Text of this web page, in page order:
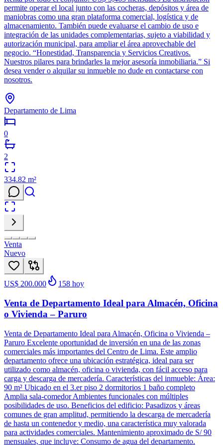
permite operar el local junto con las cocheras, depósitos y área de
maniobras como una gran plataforma comercial, logística y de
almacenamiento. También puede evaluarse el cambio de uso e
integración de las unidades complementarias, sujeto a viabilidad y
autorización municipal, para ampliar el área aprovechable del
negocio. “Honestidad, Transparencia y Servicios Creativos.
Nuestros pilares para brindarles la mejor asesoría inmobiliaria.” Si
desea vender o alquilar su inmueble no dude en contactarse con
nosotros.
Departamento de Lima
0
2
334.82 m²
Venta
Nuevo
US$ 200.000 158 hoy
Venta de Departamento Ideal para Almacén, Oficina
o Vivienda – Paruro
Venta de Departamento Ideal para Almacén, Oficina o Vivienda –
Paruro Excelente oportunidad de inversión en una de las zonas
comerciales más importantes del Centro de Lima. Este amplio
departamento ofrece una ubicación estratégica, ideal para ser
utilizado como almacén, oficina o vivienda, con fácil acceso para
carga y descarga de mercadería. Características del inmueble: Área:
90 m² Ubicado en el 3.er piso 2 dormitorios 1 baño completo
Amplia sala-comedor Ambientes funcionales con múltiples
posibilidades de uso. Beneficios del edificio: Pasadizos y áreas
comunes de gran amplitud, permitiendo la descarga de mercadería
de hasta un contenedor y medio, una característica muy valorada
para actividades comerciales. Mantenimiento aproximado de S/ 90
mensuales, que incluye: Consumo de agua del departamento.